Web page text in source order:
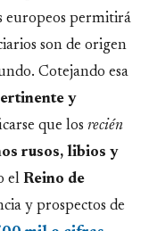
europeos permitirá
son de origen
Cotejando esa
y
que los recién
rusos, libios y
el Reino de
y prospectos de